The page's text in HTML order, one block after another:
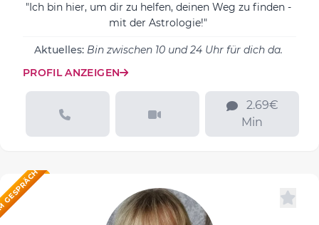
"Ich bin hier, um dir zu helfen, deinen Weg zu finden -
mit der Astrologie!"
Aktuelles: Bin zwischen 10 und 24 Uhr für dich da.
PROFIL ANZEIGEN
Min